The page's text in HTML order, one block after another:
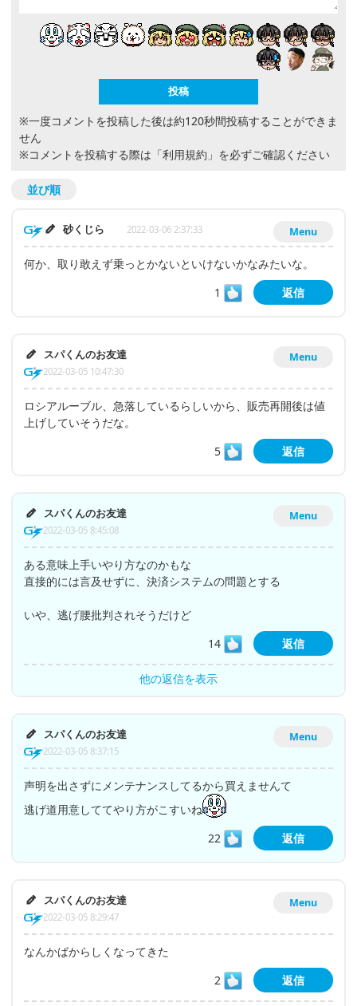
※一度コメントを投稿した後は約120秒間投稿することができま
せん
※コメントを投稿する際は 「利用規約」 を必ずご確認ください
並び順
Menu
砂くじら 2022-03-06 2:37:33
何か、取り敢えず乗っとかないといけないかなみたいな。
1
返信
Menu
スパくんのお友達
2022-03-05 10:47:30
ロシアルーブル、急落しているらしいから、販売再開後は値
上げしていそうだな。
5
返信
Menu
スパくんのお友達
2022-03-05 8:45:08
ある意味上手いやり方なのかもな
直接的には言及せずに、決済システムの問題とする
いや、逃げ腰批判されそうだけど
14
返信
他の返信を表示
Menu
スパくんのお友達
2022-03-05 8:37:15
声明を出さずにメンテナンスしてるから買えませんて
逃げ道用意しててやり方がこすいね
22
返信
Menu
スパくんのお友達
2022-03-05 8:29:47
なんかばからしくなってきた
2
返信